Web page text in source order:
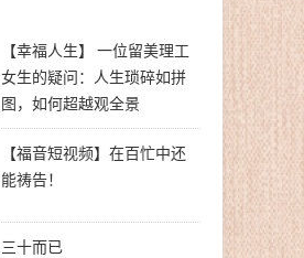
【幸福人生】 一位留美理工
女生的疑问：人生琐碎如拼
图，如何超越观全景
【福音短视频】在百忙中还
能祷告！
三十而已